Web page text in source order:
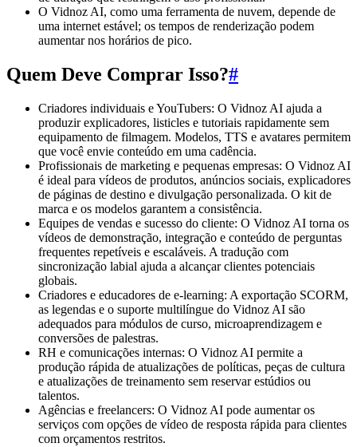
O Vidnoz AI, como uma ferramenta de nuvem, depende de
uma internet estável; os tempos de renderização podem
aumentar nos horários de pico.
Quem Deve Comprar Isso?#
Criadores individuais e YouTubers: O Vidnoz AI ajuda a
produzir explicadores, listicles e tutoriais rapidamente sem
equipamento de filmagem. Modelos, TTS e avatares permitem
que você envie conteúdo em uma cadência.
Profissionais de marketing e pequenas empresas: O Vidnoz AI
é ideal para vídeos de produtos, anúncios sociais, explicadores
de páginas de destino e divulgação personalizada. O kit de
marca e os modelos garantem a consistência.
Equipes de vendas e sucesso do cliente: O Vidnoz AI torna os
vídeos de demonstração, integração e conteúdo de perguntas
frequentes repetíveis e escaláveis. A tradução com
sincronização labial ajuda a alcançar clientes potenciais
globais.
Criadores e educadores de e-learning: A exportação SCORM,
as legendas e o suporte multilíngue do Vidnoz AI são
adequados para módulos de curso, microaprendizagem e
conversões de palestras.
RH e comunicações internas: O Vidnoz AI permite a
produção rápida de atualizações de políticas, peças de cultura
e atualizações de treinamento sem reservar estúdios ou
talentos.
Agências e freelancers: O Vidnoz AI pode aumentar os
serviços com opções de vídeo de resposta rápida para clientes
com orçamentos restritos.